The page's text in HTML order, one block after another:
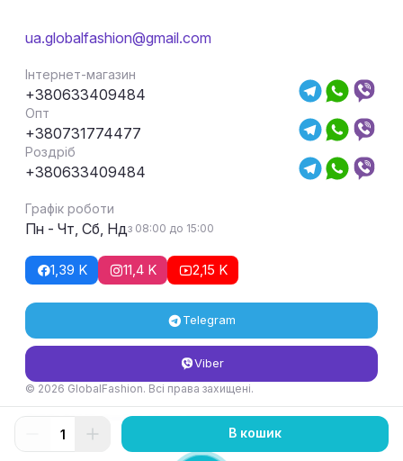
ua.globalfashion@gmail.com
Інтернет-магазин
+380633409484
Опт
+380731774477
Роздріб
+380633409484
Графік роботи
Пн - Чт, Сб, Ндз 08:00 до 15:00
1,39 K 11,4 K 2,15 K
Telegram
Viber
© 2026 GlobalFashion. Всі права захищені.
Умови повернення та обміну товару
В кошик